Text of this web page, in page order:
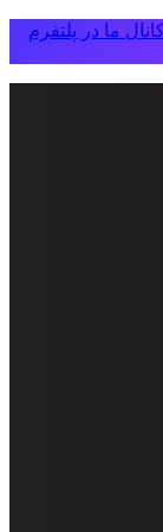
ما در پلتفرم